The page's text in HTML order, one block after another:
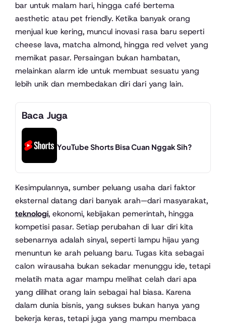
bar untuk malam hari, hingga café bertema
aesthetic atau pet friendly. Ketika banyak orang
menjual kue kering, muncul inovasi rasa baru seperti
cheese lava, matcha almond, hingga red velvet yang
memikat pasar. Persaingan bukan hambatan,
melainkan alarm ide untuk membuat sesuatu yang
lebih unik dan membedakan diri dari yang lain.
Baca Juga
YouTube Shorts Bisa Cuan Nggak Sih?
Kesimpulannya, sumber peluang usaha dari faktor
eksternal datang dari banyak arah—dari masyarakat,
teknologi, ekonomi, kebijakan pemerintah, hingga
kompetisi pasar. Setiap perubahan di luar diri kita
sebenarnya adalah sinyal, seperti lampu hijau yang
menuntun ke arah peluang baru. Tugas kita sebagai
calon wirausaha bukan sekadar menunggu ide, tetapi
melatih mata agar mampu melihat celah dari apa
yang dilihat orang lain sebagai hal biasa. Karena
dalam dunia bisnis, yang sukses bukan hanya yang
bekerja keras, tetapi juga yang mampu membaca